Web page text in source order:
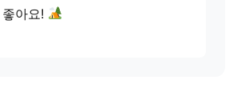
아요!